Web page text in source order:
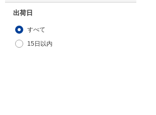
出荷日
すべて
15日以内